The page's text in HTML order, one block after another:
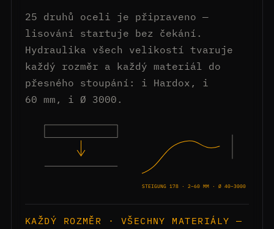
25 druhů oceli je připraveno —
lisování startuje bez čekání.
Hydraulika všech velikostí tvaruje
každý rozměr a každý materiál do
přesného stoupání: i Hardox, i
60 mm, i Ø 3000.
STEIGUNG 178 · 2–60 MM · Ø 40–3000
KAŽDÝ ROZMĚR · VŠECHNY MATERIÁLY —